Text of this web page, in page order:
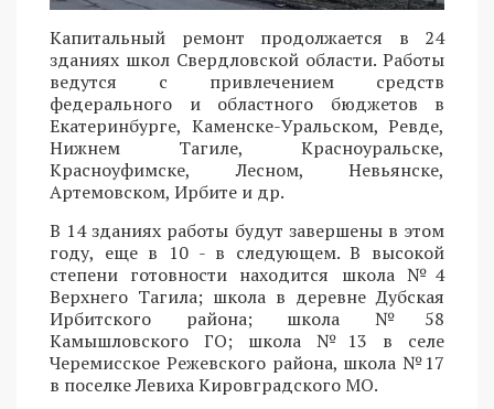
Капитальный ремонт продолжается в 24
зданиях школ Свердловской области. Работы
ведутся с привлечением средств
федерального и областного бюджетов в
Екатеринбурге, Каменске-Уральском, Ревде,
Нижнем Тагиле, Красноуральске,
Красноуфимске, Лесном, Невьянске,
Артемовском, Ирбите и др.
В 14 зданиях работы будут завершены в этом
году, еще в 10 - в следующем. В высокой
степени готовности находится школа №4
Верхнего Тагила; школа в деревне Дубская
Ирбитского района; школа №58
Камышловского ГО; школа №13 в селе
Черемисское Режевского района, школа №17
в поселке Левиха Кировградского МО.